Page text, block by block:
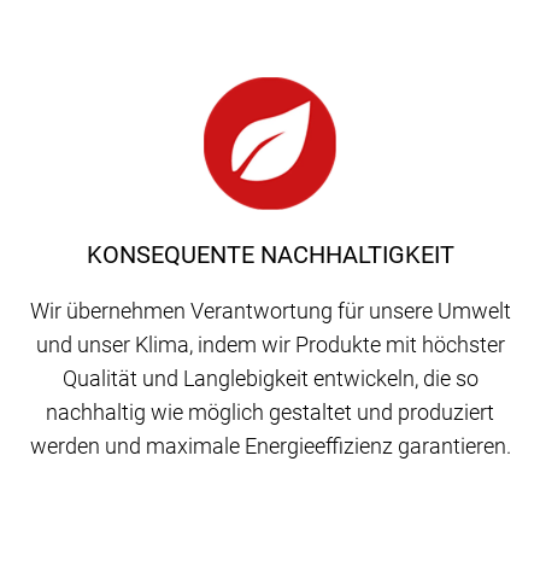
KONSEQUENTE NACHHALTIGKEIT
Wir übernehmen Verantwortung für unsere Umwelt
und unser Klima, indem wir Produkte mit höchster
Qualität und Langlebigkeit entwickeln, die so
nachhaltig wie möglich gestaltet und produziert
werden und maximale Energieeffizienz garantieren.